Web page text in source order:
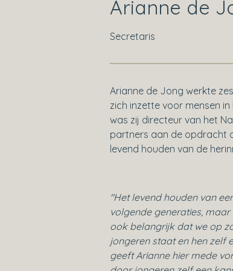
Arianne de
Secretaris
Arianne de Jong werkte
zich inzette voor mensen
was zij directeur van het
partners aan de opdracht
levend houden van de
"Het levend houden van
volgende generaties,
ook belangrijk dat we op
jongeren staat en hen zelf
geeft Arianne hier mede